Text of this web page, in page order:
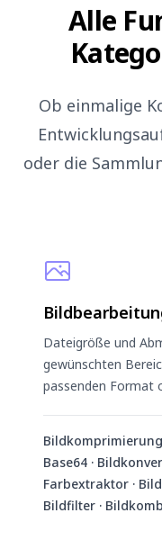
Alle
Ob einmalige
oder die
Dateigröße und
gewünschten
passenden Format
Base64 ·
Farbextraktor ·
Bildfilter ·